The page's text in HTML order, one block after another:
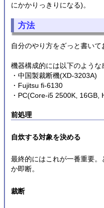
にかかりっきりになる)。
方法
自分のやり方をざっと書いて
機器構成的には以下のような
・中国製裁断機(XD-3203A)
・Fujitsu fi-6130
・PC(Core-i5 2500K, 16GB,
前処理
自炊する対象を決める
最終的にはこれが一番重要
か即断。
裁断